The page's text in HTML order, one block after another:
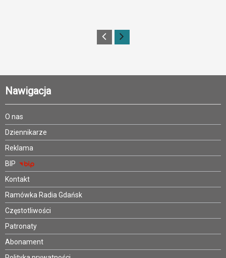
Nawigacja
O nas
Dziennikarze
Reklama
BIP
Kontakt
Ramówka Radia Gdańsk
Częstotliwości
Patronaty
Abonament